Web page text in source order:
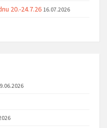
20.-24.7.26 16.07.2026